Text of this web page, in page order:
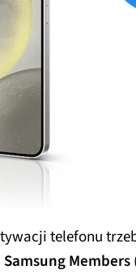
telefonu
Samsung Members